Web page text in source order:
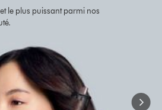
le plus puissant parmi nos